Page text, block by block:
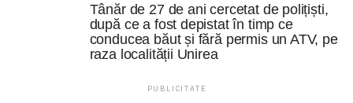
poată circula mai ușor pe infrastructura destinată
„Versiunea actuală este 4.3. La versiunea 5 vreau să o
, explică acesta.
Tânăr de 27 de ani cercetat de polițiști,
după ce a fost depistat în timp ce
conducea băut și fără permis un ATV, pe
raza localității Unirea
PUBLICITATE